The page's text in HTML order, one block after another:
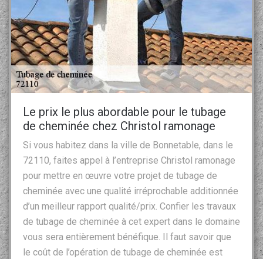
Le prix le plus abordable pour le tubage
de cheminée chez Christol ramonage
Si vous habitez dans la ville de Bonnetable, dans le
72110, faites appel à l’entreprise Christol ramonage
pour mettre en œuvre votre projet de tubage de
cheminée avec une qualité irréprochable additionnée
d’un meilleur rapport qualité/prix. Confier les travaux
de tubage de cheminée à cet expert dans le domaine
vous sera entièrement bénéfique. Il faut savoir que
le coût de l’opération de tubage de cheminée est